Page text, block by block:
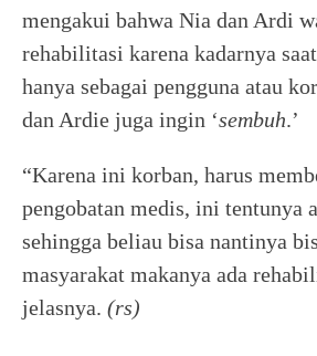
mengakui bahwa Nia dan Ardi
rehabilitasi karena kadarnya
hanya sebagai pengguna atau
dan Ardie juga ingin ‘sembuh.’
“Karena ini korban, harus
pengobatan medis, ini tentunya
sehingga beliau bisa nantinya
masyarakat makanya ada
jelasnya. (rs)